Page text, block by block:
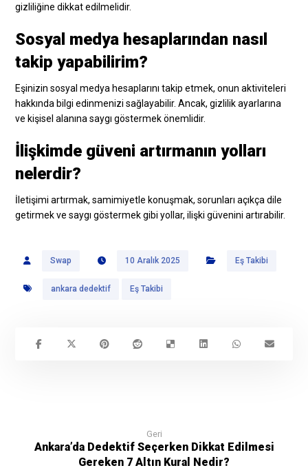
gizliliğine dikkat edilmelidir.
Sosyal medya hesaplarından nasıl
takip yapabilirim?
Eşinizin sosyal medya hesaplarını takip etmek, onun aktiviteleri
hakkında bilgi edinmenizi sağlayabilir. Ancak, gizlilik ayarlarına
ve kişisel alanına saygı göstermek önemlidir.
İlişkimde güveni artırmanın yolları
nelerdir?
İletişimi artırmak, samimiyetle konuşmak, sorunları açıkça dile
getirmek ve saygı göstermek gibi yollar, ilişki güvenini artırabilir.
Swap 10 Aralık 2025 Eş Takibi
ankara dedektif Eş Takibi
Geri
Ankara’da Dedektif Seçerken Dikkat Edilmesi
Gereken 7 Altın Kural Nedir?